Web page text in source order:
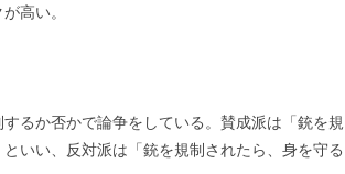
高い。
るか否かで論争をしている。賛成派は「銃を規
いい、反対派は「銃を規制されたら、身を守る